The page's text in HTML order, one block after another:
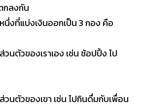
กลงกัน
นึ่งที่แบ่งเงินออกเป็น 3 กอง คือ
วนตัวของเราเอง เช่น ช้อปปิ้ง ไป
วนตัวของเขา เช่น ไปกินดื่มกับเพื่อน